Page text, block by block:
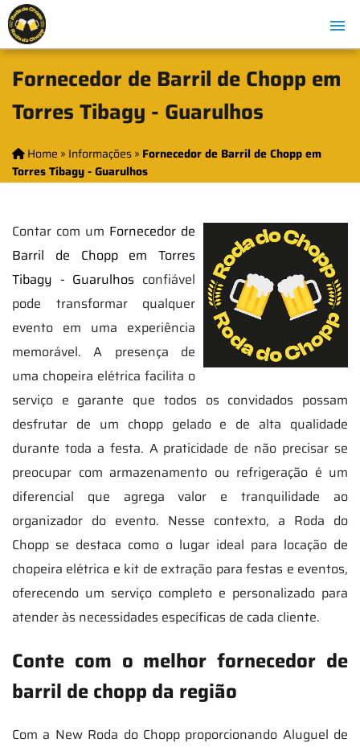
Fornecedor de Barril de Chopp em
Torres Tibagy - Guarulhos
Home » Informações» Fornecedor de Barril de Chopp em
Torres Tibagy - Guarulhos
Contar com um Fornecedor de
Barril de Chopp em Torres
Tibagy - Guarulhos confiável
pode transformar qualquer
evento em uma experiência
memorável. A presença de
uma chopeira elétrica facilita o
serviço e garante que todos os convidados possam
desfrutar de um chopp gelado e de alta qualidade
durante toda a festa. A praticidade de não precisar se
preocupar com armazenamento ou refrigeração é um
diferencial que agrega valor e tranquilidade ao
organizador do evento. Nesse contexto, a Roda do
Chopp se destaca como o lugar ideal para locação de
chopeira elétrica e kit de extração para festas e eventos,
oferecendo um serviço completo e personalizado para
atender às necessidades específicas de cada cliente.
Conte com o melhor fornecedor de
barril de chopp da região
Com a New Roda do Chopp proporcionando Aluguel de